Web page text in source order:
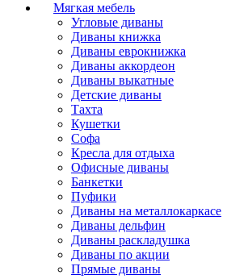
Мягкая мебель
Угловые диваны
Диваны книжка
Диваны еврокнижка
Диваны аккордеон
Диваны выкатные
Детские диваны
Тахта
Кушетки
Софа
Кресла для отдыха
Офисные диваны
Банкетки
Пуфики
Диваны на металлокаркасе
Диваны дельфин
Диваны раскладушка
Диваны по акции
Прямые диваны